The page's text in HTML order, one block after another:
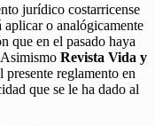
jurídico costarricense
o analógicamente
que en el pasado haya
Asimismo Revista Vida y
reglamento en
que se le ha dado al